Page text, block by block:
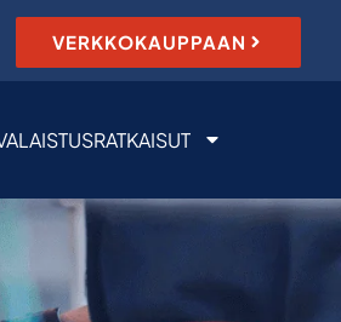
VERKKOKAUPPAAN